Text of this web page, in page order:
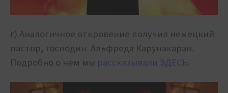
г) Аналогичное откровение получил немецкий
пастор, господин Альфреда Карунакаран.
Подробно о нем мы рассказывали ЗДЕСЬ.